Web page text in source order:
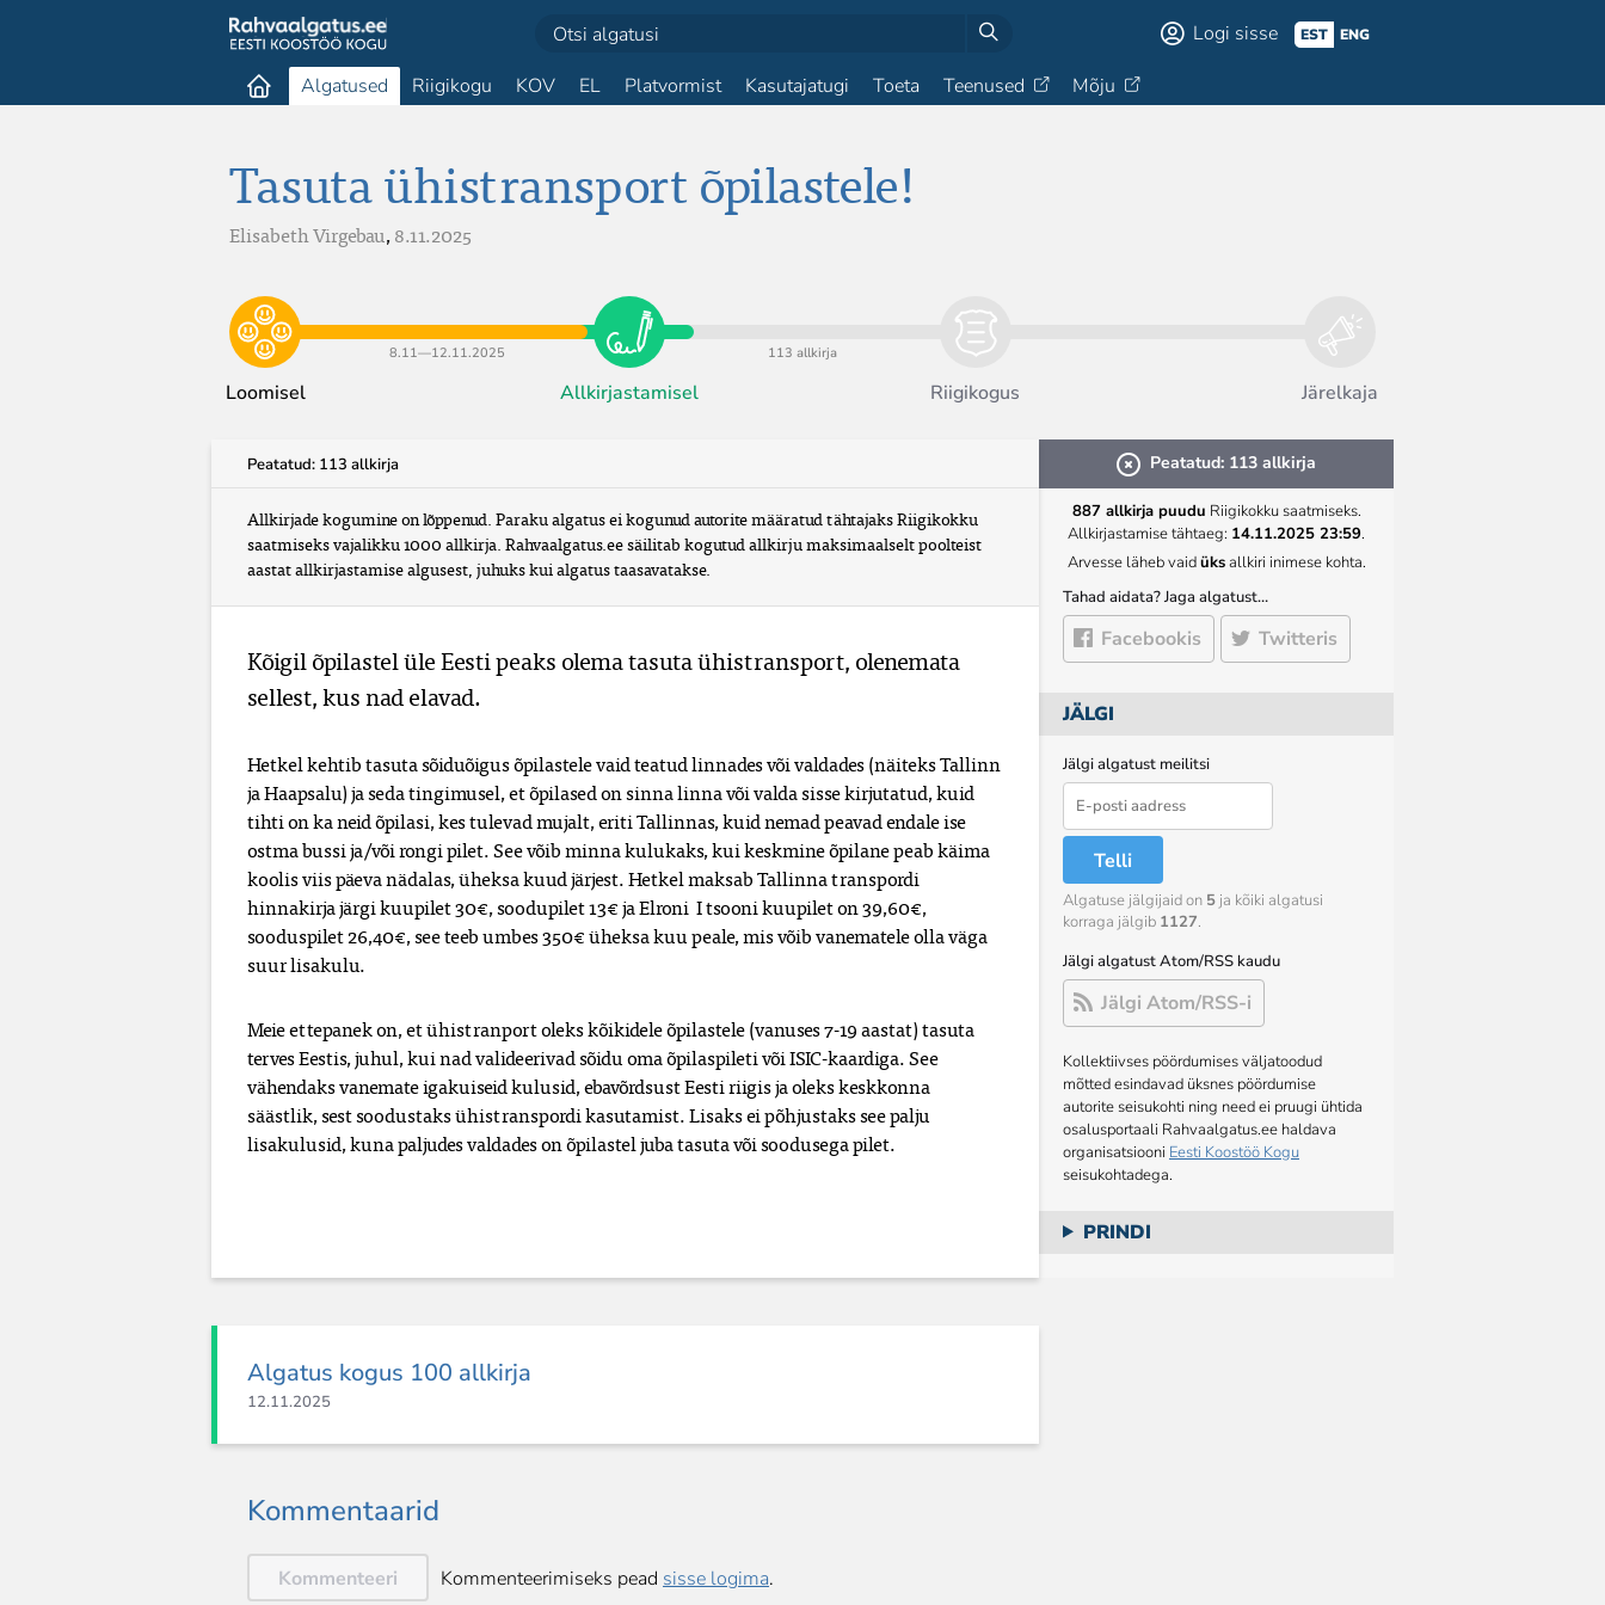
Logi sisse EST ENG
Algatused Riigikogu KOV EL Platvormist Kasutajatugi Toeta Teenused Mõju
Tasuta ühistransport õpilastele!
Elisabeth Virgebau,8.11.2025
Loomisel
8.11​—​12.11.2025
Allkirjastamisel
113 allkirja
Riigikogus Järelkaja
Peatatud: 113 allkirja
Allkirjade kogumine on lõppenud. Paraku algatus ei kogunud autorite määratud tähtajaks Riigikokku
saatmiseks vajalikku 1000 allkirja. Rahvaalgatus.ee säilitab kogutud allkirju maksimaalselt poolteist
aastat allkirjastamise algusest, juhuks kui algatus taasavatakse.
Kõigil õpilastel üle Eesti peaks olema tasuta ühistransport, olenemata
sellest, kus nad elavad.
Hetkel kehtib tasuta sõiduõigus õpilastele vaid teatud linnades või valdades (näiteks Tallinn
ja Haapsalu) ja seda tingimusel, et õpilased on sinna linna või valda sisse kirjutatud, kuid
tihti on ka neid õpilasi, kes tulevad mujalt, eriti Tallinnas, kuid nemad peavad endale ise
ostma bussi ja/või rongi pilet. See võib minna kulukaks, kui keskmine õpilane peab käima
koolis viis päeva nädalas, üheksa kuud järjest. Hetkel maksab Tallinna transpordi
hinnakirja järgi kuupilet 30€, soodupilet 13€ ja Elroni  I tsooni kuupilet on 39,60€,
sooduspilet 26,40€, see teeb umbes 350€ üheksa kuu peale, mis võib vanematele olla väga
suur lisakulu.
Meie ettepanek on, et ühistranport oleks kõikidele õpilastele (vanuses 7-19 aastat) tasuta
terves Eestis, juhul, kui nad valideerivad sõidu oma õpilaspileti või ISIC-kaardiga. See
vähendaks vanemate igakuiseid kulusid, ebavõrdsust Eesti riigis ja oleks keskkonna
säästlik, sest soodustaks ühistranspordi kasutamist. Lisaks ei põhjustaks see palju
lisakulusid, kuna paljudes valdades on õpilastel juba tasuta või soodusega pilet.
Peatatud: 113 allkirja
887 allkirja puudu Riigikokku saatmiseks.
Allkirjastamise tähtaeg: 14.11.2025 23:59.
Arvesse läheb vaidüksallkiri inimese kohta.
Tahad aidata? Jaga algatust…
Facebookis Twitteris
JÄLGI
Jälgi algatust meilitsi
Telli
Algatuse jälgijaid on 5 ja kõiki algatusi
korraga jälgib 1127.
Jälgi algatust Atom/RSS kaudu
Jälgi Atom/RSS-i
Kollektiivses pöördumises väljatoodud
mõtted esindavad üksnes pöördumise
autorite seisukohti ning need ei pruugi ühtida
osalusportaali Rahvaalgatus.ee haldava
organisatsiooni Eesti Koostöö Kogu
seisukohtadega.
PRINDI
Algatus kogus 100 allkirja
12.11.2025
Kommentaarid
Kommenteeri Kommenteerimiseks pead sisse logima.